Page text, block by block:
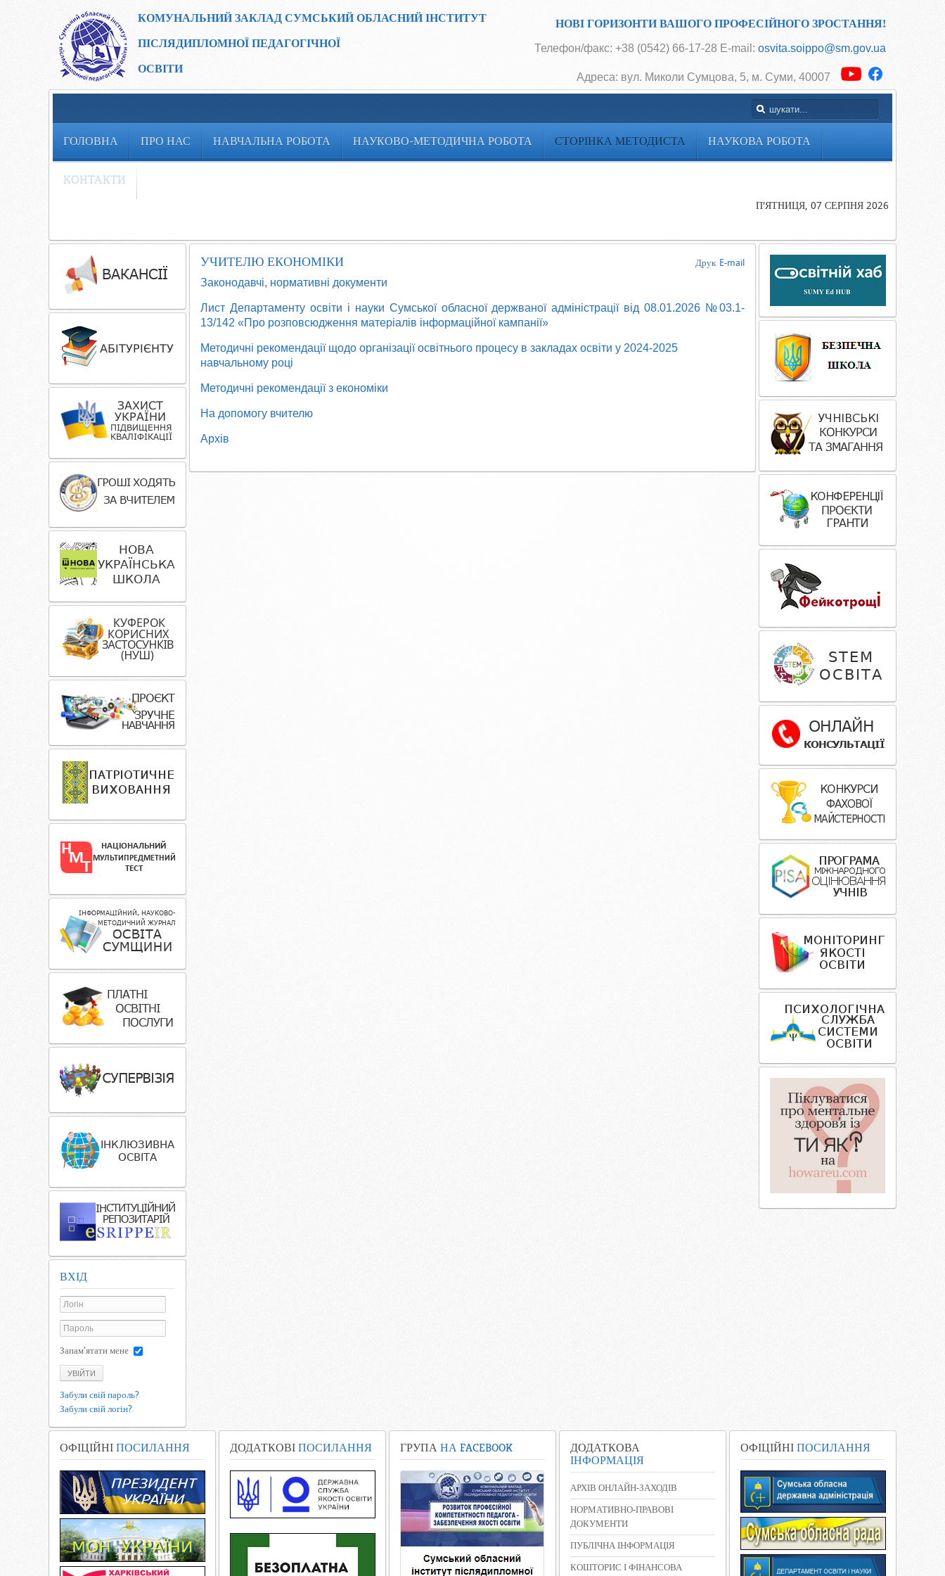
КОМУНАЛЬНИЙ ЗАКЛАД СУМСЬКИЙ ОБЛАСНИЙ ІНСТИТУТ
ПІСЛЯДИПЛОМНОЇ ПЕДАГОГІЧНОЇ
ОСВІТИ
НОВІ ГОРИЗОНТИ ВАШОГО ПРОФЕСІЙНОГО ЗРОСТАННЯ!
Телефон/факс: +38 (0542) 66-17-28 E-mail: osvita.soippo@sm.gov.ua
Адреса: вул. Миколи Сумцова, 5, м. Суми, 40007
ГОЛОВНА ПРО НАС НАВЧАЛЬНА РОБОТА НАУКОВО-МЕТОДИЧНА РОБОТА СТОРІНКА МЕТОДИСТА НАУКОВА РОБОТА
КОНТАКТИ
П'ЯТНИЦЯ, 07 СЕРПНЯ 2026
E-mail
Друк
УЧИТЕЛЮ ЕКОНОМІКИ
Законодавчі, нормативні документи
Лист Департаменту освіти і науки Сумської обласної держваної адміністрації від 08.01.2026 №03.1-
13/142 «Про розповсюдження матеріалів інформаційної кампанії»
Методичні рекомендації щодо організації освітнього процесу в закладах освіти у 2024-2025
навчальному році
Методичні рекомендації з економіки
На допомогу вчителю
Архів
ВХІД
Запам'ятати мене
УВІЙТИ
Забули свій пароль?
Забули свій логін?
ОФІЦІЙНІ ПОСИЛАННЯ ДОДАТКОВІ ПОСИЛАННЯ ГРУПА НА FACEBOOK
ДОДАТКОВА
ІНФОРМАЦІЯ
АРХІВ ОНЛАЙН-ЗАХОДІВ
НОРМАТИВНО-ПРАВОВІ
ДОКУМЕНТИ
ПУБЛІЧНА ІНФОРМАЦІЯ
КОШТОРИС І ФІНАНСОВА
ОФІЦІЙНІ ПОСИЛАННЯ